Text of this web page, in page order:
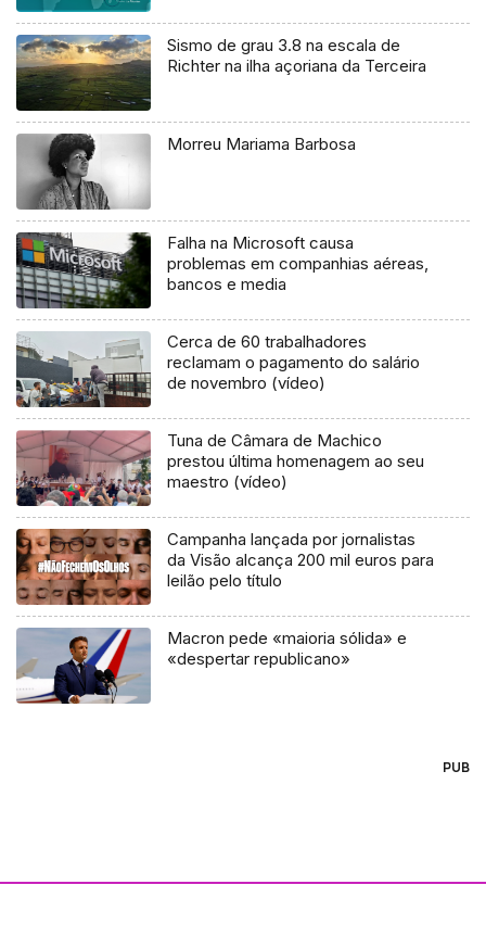
Sismo de grau 3.8 na escala de
Richter na ilha açoriana da Terceira
Morreu Mariama Barbosa
Falha na Microsoft causa
problemas em companhias aéreas,
bancos e media
Cerca de 60 trabalhadores
reclamam o pagamento do salário
de novembro (vídeo)
Tuna de Câmara de Machico
prestou última homenagem ao seu
maestro (vídeo)
Campanha lançada por jornalistas
da Visão alcança 200 mil euros para
leilão pelo título
Macron pede «maioria sólida» e
«despertar republicano»
PUB